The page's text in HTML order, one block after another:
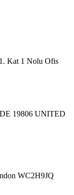
Kat 1 Nolu Ofis
19806 UNITED
WC2H9JQ